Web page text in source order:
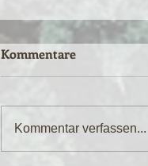
Kommentare
Kommentar verfassen...